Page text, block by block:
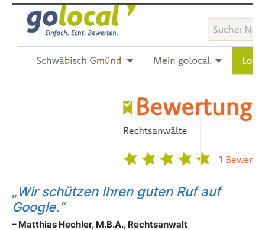
„Wir schützen Ihren guten Ruf auf
Google.“
– Matthias Hechler, M.B.A., Rechtsanwalt